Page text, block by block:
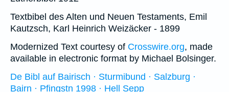
Textbibel des Alten und Neuen Testaments, Emil
Kautzsch, Karl Heinrich Weizäcker - 1899
Modernized Text courtesy of Crosswire.org, made
available in electronic format by Michael Bolsinger.
De Bibl auf Bairisch · Sturmibund · Salzburg ·
Bairn · Pfingstn 1998 · Hell Sepp